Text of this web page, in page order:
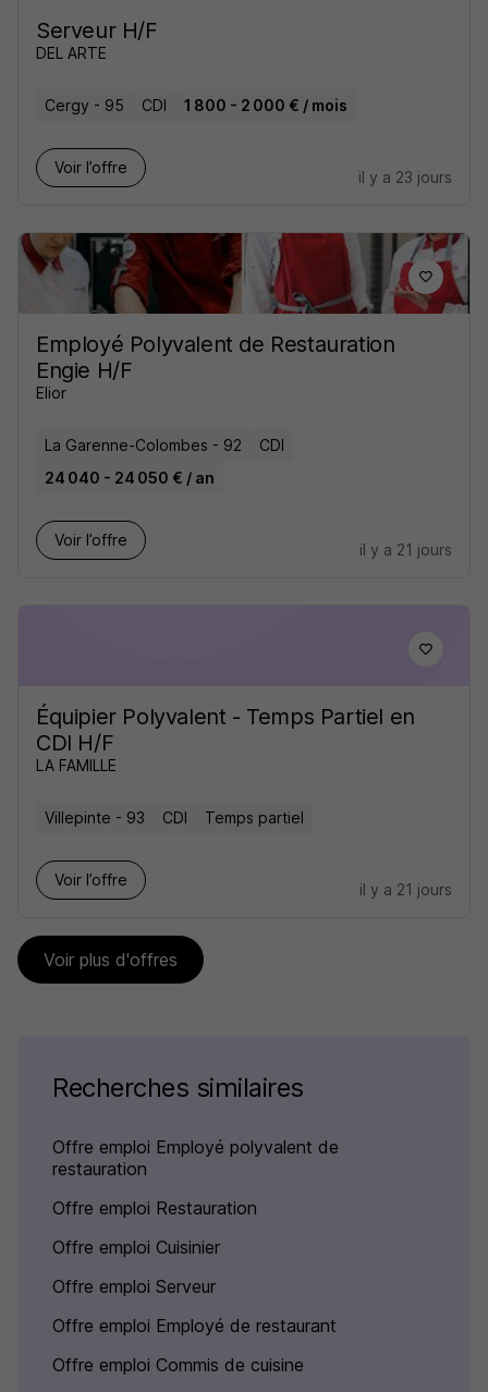
Serveur H/F
DEL ARTE
Cergy - 95 CDI 1 800 - 2 000 € / mois
Voir l’offre
il y a 23 jours
Employé Polyvalent de Restauration
Engie H/F
Elior
La Garenne-Colombes - 92
CDI
24 040 - 24 050 € / an
Voir l’offre
il y a 21 jours
Équipier Polyvalent - Temps Partiel en
CDI H/F
LA FAMILLE
Villepinte - 93 CDI Temps partiel
Voir l’offre
il y a 21 jours
Voir plus d'offres
Recherches similaires
Offre emploi Employé polyvalent de
restauration
Offre emploi Restauration
Offre emploi Cuisinier
Offre emploi Serveur
Offre emploi Employé de restaurant
Offre emploi Commis de cuisine